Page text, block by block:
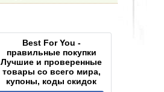
Best For You -
правильные покупки
Лучшие и проверенные
товары со всего мира,
купоны, коды скидок